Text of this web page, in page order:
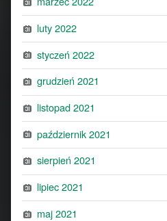
luty 2022
styczeń 2022
grudzień 2021
listopad 2021
październik 2021
sierpień 2021
lipiec 2021
maj 2021